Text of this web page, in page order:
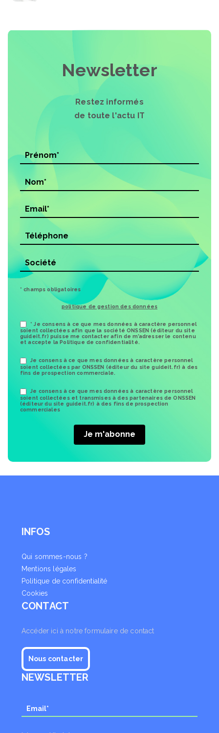
Newsletter
Restez informés
de toute l'actu IT
* champs obligatoires
politique de gestion des données
* Je consens à ce que mes données à caractère personnel
soient collectées afin que la société ONSSEN (éditeur du site
guideit.fr) puisse me contacter afin de m’adresser le contenu
et accepte la Politique de confidentialité.
Je consens à ce que mes données à caractère personnel
soient collectées par ONSSEN (éditeur du site guideit.fr) à des
fins de prospection commerciale.
Je consens à ce que mes données à caractère personnel
soient collectées et transmises à des partenaires de ONSSEN
(éditeur du site guideit.fr) à des fins de prospection
commerciales
INFOS
Qui sommes-nous ?
Mentions légales
Politique de confidentialité
Cookies
CONTACT
Accéder ici à notre formulaire de contact
Nous contacter
NEWSLETTER